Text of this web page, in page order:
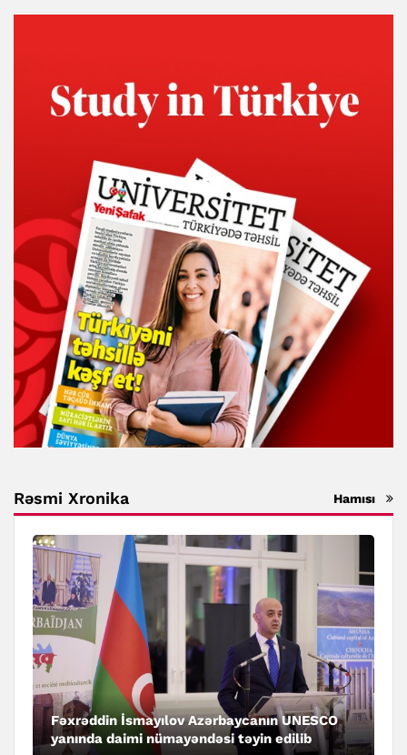
Rəsmi Xronika Hamısı
Fəxrəddin İsmayılov Azərbaycanın UNESCO
yanında daimi nümayəndəsi təyin edilib